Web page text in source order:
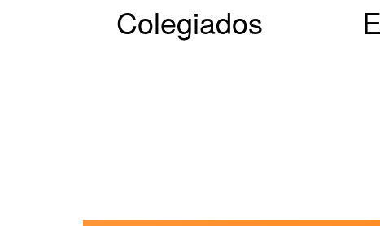
Colegiados